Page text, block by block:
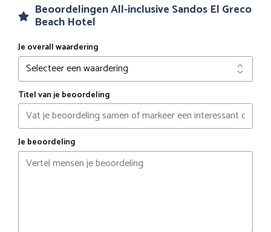
Beoordelingen All-inclusive Sandos El Greco
Beach Hotel
Je overall waardering
Titel van je beoordeling
Je beoordeling